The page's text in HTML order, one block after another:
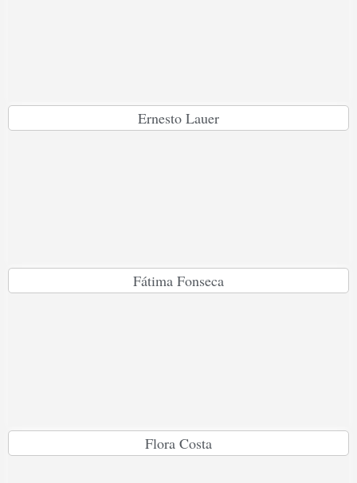
Ernesto Lauer
Fátima Fonseca
Flora Costa